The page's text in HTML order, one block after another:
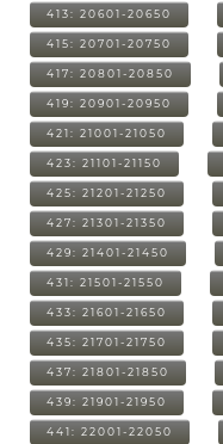
413: 20601-20650
415: 20701-20750
417: 20801-20850
419: 20901-20950
421: 21001-21050
423: 21101-21150
425: 21201-21250
427: 21301-21350
429: 21401-21450
431: 21501-21550
433: 21601-21650
435: 21701-21750
437: 21801-21850
439: 21901-21950
441: 22001-22050